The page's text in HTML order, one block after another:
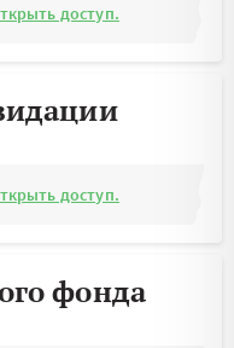
доступ.
доступ.
фонда